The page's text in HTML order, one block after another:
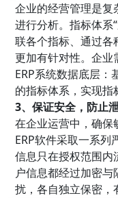
企业的经营管理是复
进行分析。指标体系
联各个指标、通过各
更加有针对性。企
ERP系统数据底层
的指标体系，实现指
3、保证安全，防止
在企业运营中，确保
ERP软件采取一系
信息只在授权范围内
户信息都经过加密
扰，各自独立保密，